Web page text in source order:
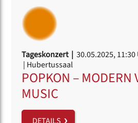
Tageskonzert | 30.05.2025,
| Hubertussaal
POPKON – MODERN
MUSIC